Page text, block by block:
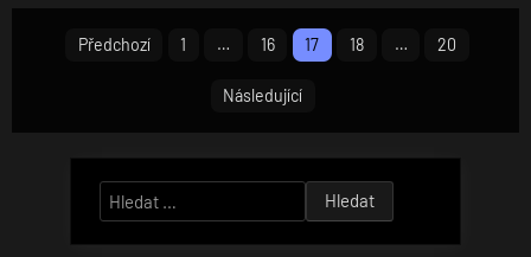
přijde
Stránkování
Předchozí 1 … 16 17 18 … 20
Následující
Vyhledávání